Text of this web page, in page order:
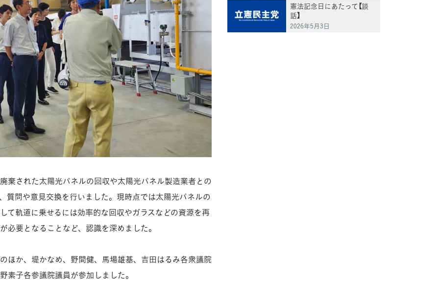
された太陽光パネルの回収や太陽光パネル製造業者との
質問や意見交換を行いました。現時点では太陽光パネルの
て軌道に乗せるには効率的な回収やガラスなどの資源を再
必要となることなど、認識を深めました。
か、堤かなめ、野間健、馬場雄基、吉田はるみ各衆議院
素子各参議院議員が参加しました。
憲法記念日にあたって【談
話】
2026年5月3日